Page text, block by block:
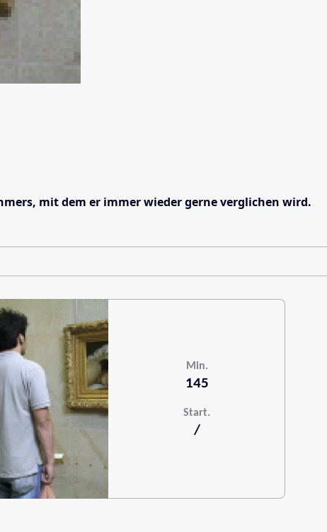
mit dem er immer wieder gerne verglichen wird.
Min.
145
Start.
/